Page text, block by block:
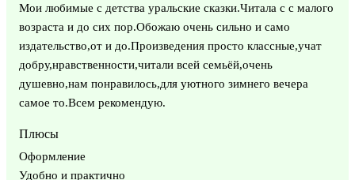
Мои любимые с детства уральские сказки.Читала с с малого
возраста и до сих пор.Обожаю очень сильно и само
издательство,от и до.Произведения просто классные,учат
добру,нравственности,читали всей семьёй,очень
душевно,нам понравилось,для уютного зимнего вечера
самое то.Всем рекомендую.
Плюсы
Оформление
Удобно и практично